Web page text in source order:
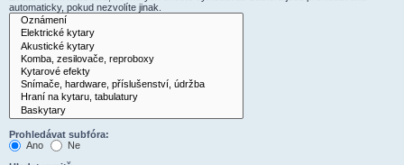
automaticky, pokud nezvolíte jinak.
Prohledávat subfóra:
Ano
Ne